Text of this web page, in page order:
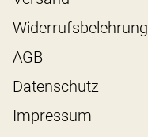
Widerrufsbelehrung
AGB
Datenschutz
Impressum